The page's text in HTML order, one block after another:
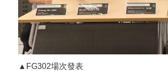
▲FG302場次發表